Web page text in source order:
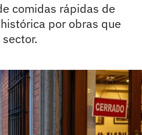
comidas rápidas de
por obras que